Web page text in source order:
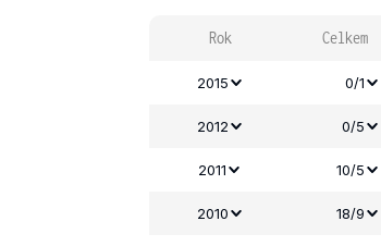
Rok Celkem
2015 0/1
2012 0/5
2011 10/5
2010 18/9